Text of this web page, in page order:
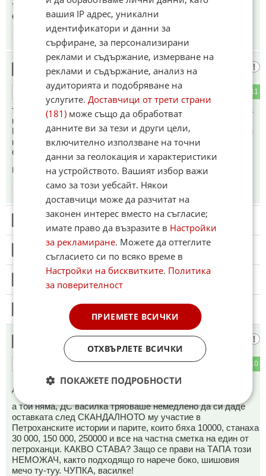
терзийката-мазния педухански амбреаж го интерсува
единствено собствения му лигав аспух
Оставка
11
този беше внедрен, за да ЦИФРОВИЗИРА София. Щял да
ни вкарва билетите в телефоните. Ние не искаме цифров
Юрошит, и цифрово робство. Не искаме и тъпите договори
на алчните мобилни картели.
ОСТАВКА!
Коментиран от#13
05.06.2026
Този коментар е премахнат от модератор.
Този коментар е премахнат от модератор.
Този коментар е премахнат от модератор.
ако има капка достойнство,
10
До коментар от "Васил Терзиев":
а той няма, ДС василка трябваше немедлено да си даде
оставката след СКАНДАЛНОТО му участие в
Петроханските истории и парите, които бяха 10000, станаха
30 000, 150 000, 250000 и все на частна сметка на един от
петроханци. КАКВО СТАВА? Защо се прави на ТАПА този
НЕМОЖАЧ, както подходящо го нарече боко, шишовия
мечо ту-туу. ЧУПКА, василке!
вашия IP адрес, уникални
идентификатори и данни за
сърфиране, за персонализирани
реклами и съдържание, измерване на
реклами и съдържание, анализ на
аудиторията и подобряване на
услугите.Доставчици от трети страни
(181) може също да обработват
данните ви за тези и други цели,
включително използване на точни
данни за геолокация и характеристики
на устройството. Вашият избор важи
само за този уебсайт. Някои
доставчици може да разчитат на
законен интерес вместо на съгласие;
имате право да възразите в Настройки
за рекламиране. Можете да оттеглите
съгласието си по всяко време в
Настройки на бисквитките. Политика
за поверителност
ПРИЕМЕТЕ ВСИЧКИ
ОТХВЪРЛЕТЕ ВСИЧКИ
ПОКАЖЕТЕ ПОДРОБНОСТИ